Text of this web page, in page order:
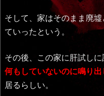
そして、家はそのまま廃墟
ていったという。
その後、この家に肝試しに
何もしていないのに鳴り出
居るらしい。